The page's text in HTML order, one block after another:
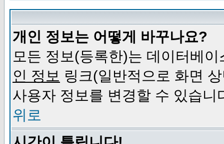
개인 정보는 어떻게 바꾸나요?
모든 정보(등록한)는 데이터베
인 정보 링크(일반적으로 화면
사용자 정보를 변경할 수 있습니
위로